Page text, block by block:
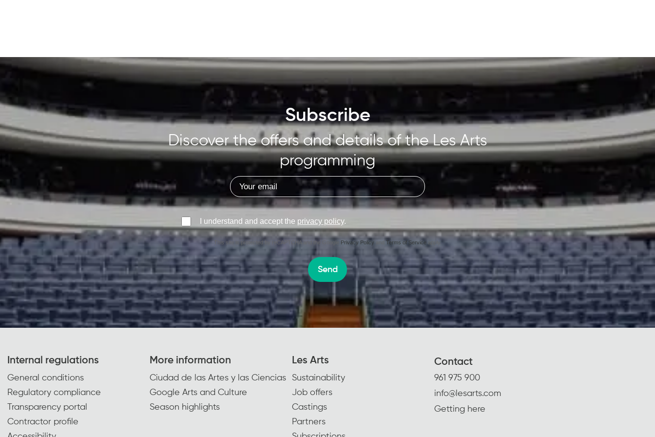
Subscribe
Discover the offers and details of the Les Arts
programming
I understand and accept the privacy policy.
This site is protected by reCAPTCHA and the Google Privacy Policy and Terms of Service apply.
Send
Internal regulations
General conditions
Regulatory compliance
Transparency portal
Contractor profile
More information
Ciudad de las Artes y las Ciencias
Google Arts and Culture
Season highlights
Les Arts
Sustainability
Job offers
Castings
Partners
Contact
961 975 900
info@lesarts.com
Getting here